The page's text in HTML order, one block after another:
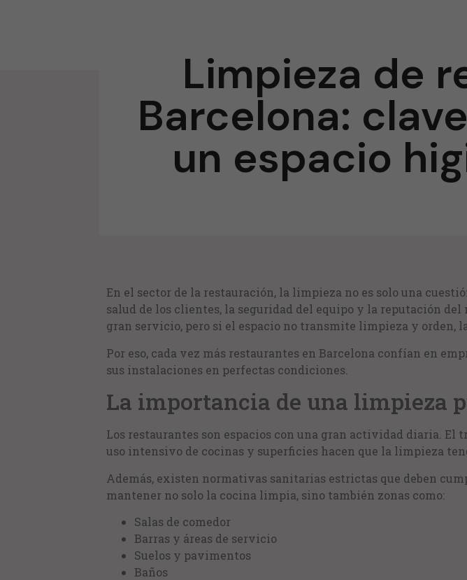
Limpieza de
Barcelona:
un espacio
En el sector de la restauración, la limpieza no es solo una
salud de los clientes, la seguridad del equipo y la reputación
gran servicio, pero si el espacio no transmite limpieza y orden,
Por eso, cada vez más restaurantes en Barcelona confían en
sus instalaciones en perfectas condiciones.
La importancia de una limpieza
Los restaurantes son espacios con una gran actividad diaria.
uso intensivo de cocinas y superficies hacen que la limpieza
Además, existen normativas sanitarias estrictas que deben
mantener no solo la cocina limpia, sino también zonas como:
Salas de comedor
Barras y áreas de servicio
Suelos y pavimentos
Baños